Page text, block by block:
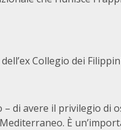
Collegio dei
di avere il privilegio di
È